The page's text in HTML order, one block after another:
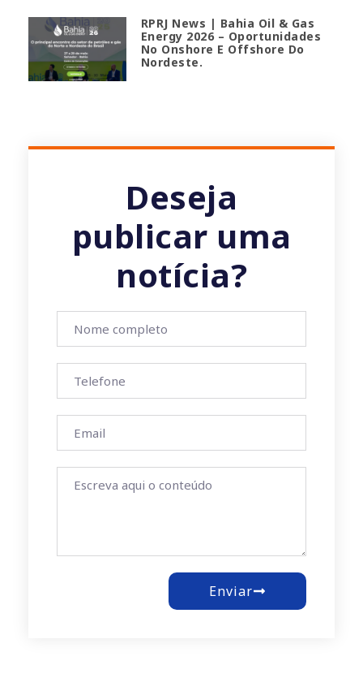
RPRJ News | Bahia Oil & Gas
Energy 2026 – Oportunidades
No Onshore E Offshore Do
Nordeste.
Deseja
publicar uma
notícia?
Enviar